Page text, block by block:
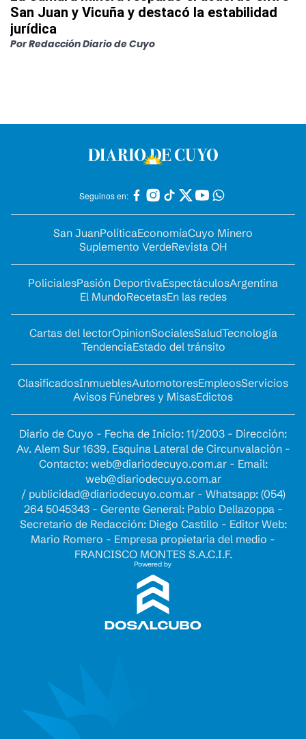
San Juan y Vicuña y destacó la estabilidad
jurídica
PorRedacción Diario de Cuyo
Seguinos en:
San JuanPolíticaEconomíaCuyo Minero
Suplemento VerdeRevista OH
PolicialesPasión DeportivaEspectáculosArgentina
El MundoRecetasEn las redes
Cartas del lectorOpinionSocialesSaludTecnología
TendenciaEstado del tránsito
ClasificadosInmueblesAutomotoresEmpleosServicios
Avisos Fúnebres y MisasEdictos
Diario de Cuyo - Fecha de Inicio: 11/2003 - Dirección:
Av. Alem Sur 1639. Esquina Lateral de Circunvalación -
Contacto: web@diariodecuyo.com.ar- Email:
web@diariodecuyo.com.ar
/ publicidad@diariodecuyo.com.ar- Whatsapp: (054)
264 5045343 - Gerente General: Pablo Dellazoppa -
Secretario de Redacción: Diego Castillo - Editor Web:
Mario Romero - Empresa propietaria del medio -
FRANCISCO MONTES S.A.C.I.F.